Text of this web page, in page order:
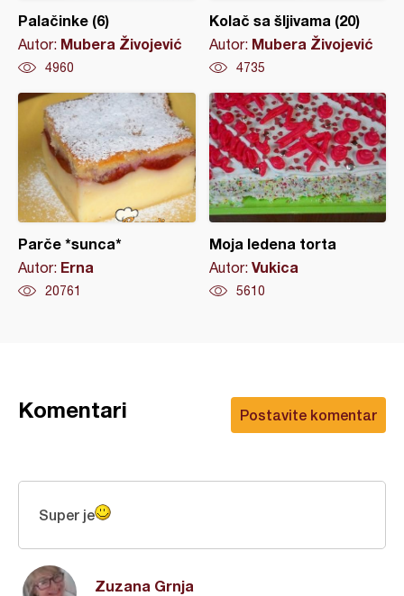
Palačinke (6)
Autor: Mubera Živojević
4960
Kolač sa šljivama (20)
Autor: Mubera Živojević
4735
Parče *sunca*
Autor: Erna
20761
Moja ledena torta
Autor: Vukica
5610
Postavite komentar
Komentari
Zuzana Grnja
Super je